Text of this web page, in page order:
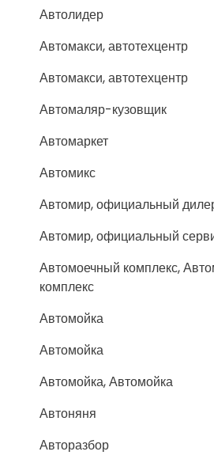
Автолидер
Автомакси, автотехцентр
Автомакси, автотехцентр
Автомаляр-кузовщик
Автомаркет
Автомикс
Автомир, официальный
Автомир, официальный
Автомоечный комплекс,
комплекс
Автомойка
Автомойка
Автомойка, Автомойка
Автоняня
Авторазбор